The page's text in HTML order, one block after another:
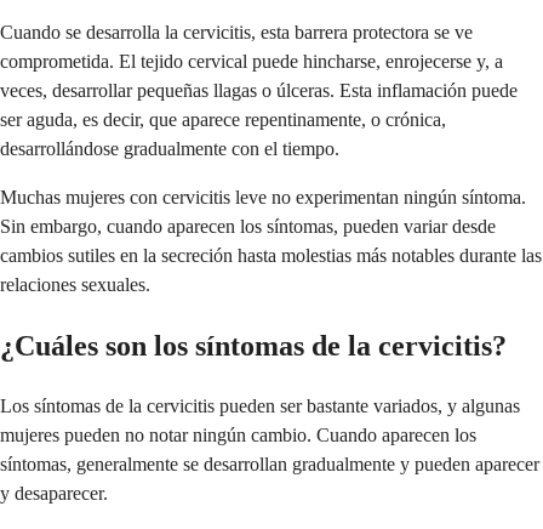
Cuando se desarrolla la cervicitis, esta barrera protectora se ve
comprometida. El tejido cervical puede hincharse, enrojecerse y, a
veces, desarrollar pequeñas llagas o úlceras. Esta inflamación puede
ser aguda, es decir, que aparece repentinamente, o crónica,
desarrollándose gradualmente con el tiempo.
Muchas mujeres con cervicitis leve no experimentan ningún síntoma.
Sin embargo, cuando aparecen los síntomas, pueden variar desde
cambios sutiles en la secreción hasta molestias más notables durante las
relaciones sexuales.
¿Cuáles son los síntomas de la cervicitis?
Los síntomas de la cervicitis pueden ser bastante variados, y algunas
mujeres pueden no notar ningún cambio. Cuando aparecen los
síntomas, generalmente se desarrollan gradualmente y pueden aparecer
y desaparecer.